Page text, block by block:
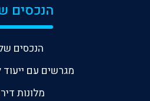
הנכסים
הנכסים
מגרשים עם ייעוד
מלונות